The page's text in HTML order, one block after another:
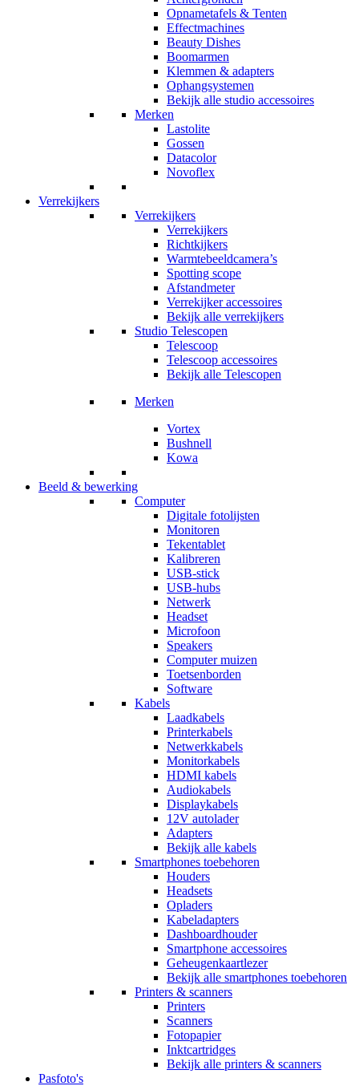
Opnametafels & Tenten
Effectmachines
Beauty Dishes
Boomarmen
Klemmen & adapters
Ophangsystemen
Bekijk alle studio accessoires
Merken
Lastolite
Gossen
Datacolor
Novoflex
Verrekijkers
Verrekijkers
Verrekijkers
Richtkijkers
Warmtebeeldcamera’s
Spotting scope
Afstandmeter
Verrekijker accessoires
Bekijk alle verrekijkers
Studio Telescopen
Telescoop
Telescoop accessoires
Bekijk alle Telescopen
Merken
Vortex
Bushnell
Kowa
Beeld & bewerking
Computer
Digitale fotolijsten
Monitoren
Tekentablet
Kalibreren
USB-stick
USB-hubs
Netwerk
Headset
Microfoon
Speakers
Computer muizen
Toetsenborden
Software
Kabels
Laadkabels
Printerkabels
Netwerkkabels
Monitorkabels
HDMI kabels
Audiokabels
Displaykabels
12V autolader
Adapters
Bekijk alle kabels
Smartphones toebehoren
Houders
Headsets
Opladers
Kabeladapters
Dashboardhouder
Smartphone accessoires
Geheugenkaartlezer
Bekijk alle smartphones toebehoren
Printers & scanners
Printers
Scanners
Fotopapier
Inktcartridges
Bekijk alle printers & scanners
Pasfoto's